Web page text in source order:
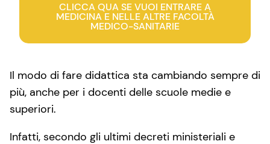
CLICCA QUA SE VUOI ENTRARE A
MEDICINA E NELLE ALTRE FACOLTÀ
MEDICO-SANITARIE
Il modo di fare didattica sta cambiando sempre di
più, anche per i docenti delle scuole medie e
superiori.
Infatti, secondo gli ultimi decreti ministeriali e